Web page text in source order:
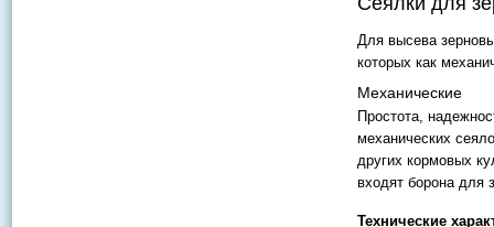
Для высева
которых как
Механические
Простота,
механических
других кормовых
входят борона для
Технические